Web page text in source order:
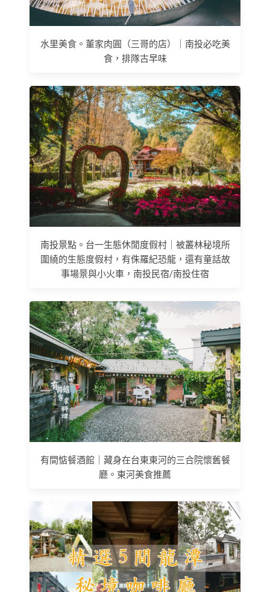
水里美食。董家肉圓（三哥的店）｜南投必吃美
食，排隊古早味
南投景點。台一生態休閒度假村｜被叢林秘境所
圍繞的生態度假村，有侏羅紀恐龍，還有童話故
事場景與小火車，南投民宿/南投住宿
有間惦餐酒館｜藏身在台東東河的三合院懷舊餐
廳。東河美食推薦